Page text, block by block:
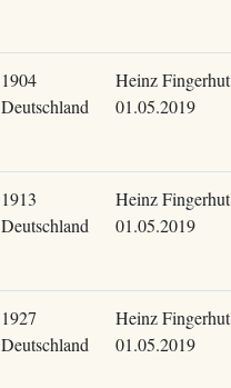
1904
Deutschland
Heinz Fingerhut
01.05.2019
1913
Deutschland
Heinz Fingerhut
01.05.2019
1927
Deutschland
Heinz Fingerhut
01.05.2019